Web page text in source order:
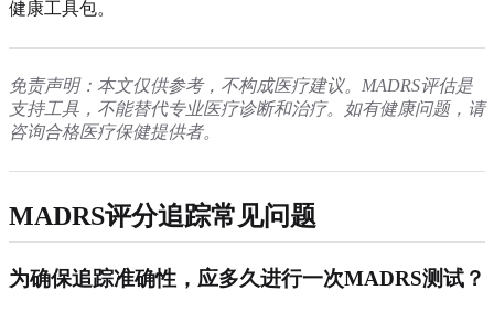
健康工具包。
免责声明：本文仅供参考，不构成医疗建议。MADRS评估是
支持工具，不能替代专业医疗诊断和治疗。如有健康问题，请
咨询合格医疗保健提供者。
MADRS评分追踪常见问题
为确保追踪准确性，应多久进行一次MADRS测试？